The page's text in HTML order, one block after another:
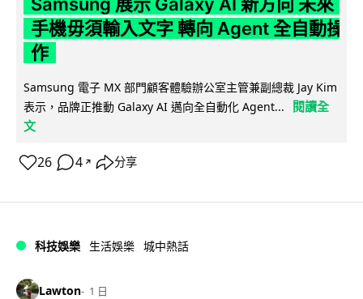
手機毋須輸入文字 轉向 Agent 全自動操
作
Samsung 電子 MX 部門顧客體驗辦公室主管兼副總裁 Jay Kim
表示，品牌正推動 Galaxy AI 邁向全自動化 Agent...
閱讀全
文
26 4 ↗ 分享
科技娛樂 生活娛樂 城中熱話
Lawton 1 日